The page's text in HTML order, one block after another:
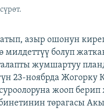
азыр ошонун
милдеттүү болуп
жумшартуу
23-ноябрда Жогорку
жооп
төрагасы